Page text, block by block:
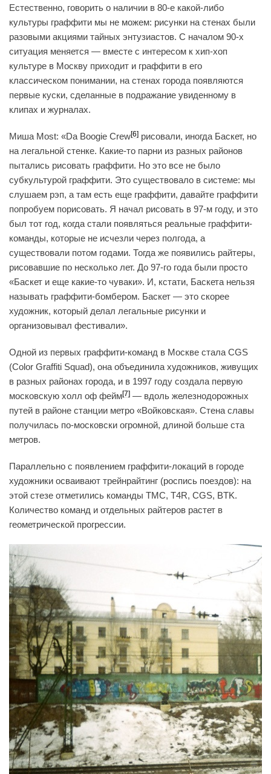
Естественно, говорить о наличии в 80-е какой-либо
культуры граффити мы не можем: рисунки на стенах были
разовыми акциями тайных энтузиастов. С началом 90-х
ситуация меняется — вместе с интересом к хип-хоп
культуре в Москву приходит и граффити в его
классическом понимании, на стенах города появляются
первые куски, сделанные в подражание увиденному в
клипах и журналах.
Миша Most: «Da Boogie Crew[6] рисовали, иногда Баскет, но
на легальной стенке. Какие-то парни из разных районов
пытались рисовать граффити. Но это все не было
субкультурой граффити. Это существовало в системе: мы
слушаем рэп, а там есть еще граффити, давайте граффити
попробуем порисовать. Я начал рисовать в 97-м году, и это
был тот год, когда стали появляться реальные граффити-
команды, которые не исчезли через полгода, а
существовали потом годами. Тогда же появились райтеры,
рисовавшие по несколько лет. До 97-го года были просто
«Баскет и еще какие-то чуваки». И, кстати, Баскета нельзя
называть граффити-бомбером. Баскет — это скорее
художник, который делал легальные рисунки и
организовывал фестивали».
Одной из первых граффити-команд в Москве стала CGS
(Color Graffiti Squad), она объединила художников, живущих
в разных районах города, и в 1997 году создала первую
московскую холл оф фейм[7] — вдоль железнодорожных
путей в районе станции метро «Войковская». Стена славы
получилась по-московски огромной, длиной больше ста
метров.
Параллельно с появлением граффити-локаций в городе
художники осваивают трейнрайтинг (роспись поездов): на
этой стезе отметились команды TMC, T4R, CGS, BTK.
Количество команд и отдельных райтеров растет в
геометрической прогрессии.